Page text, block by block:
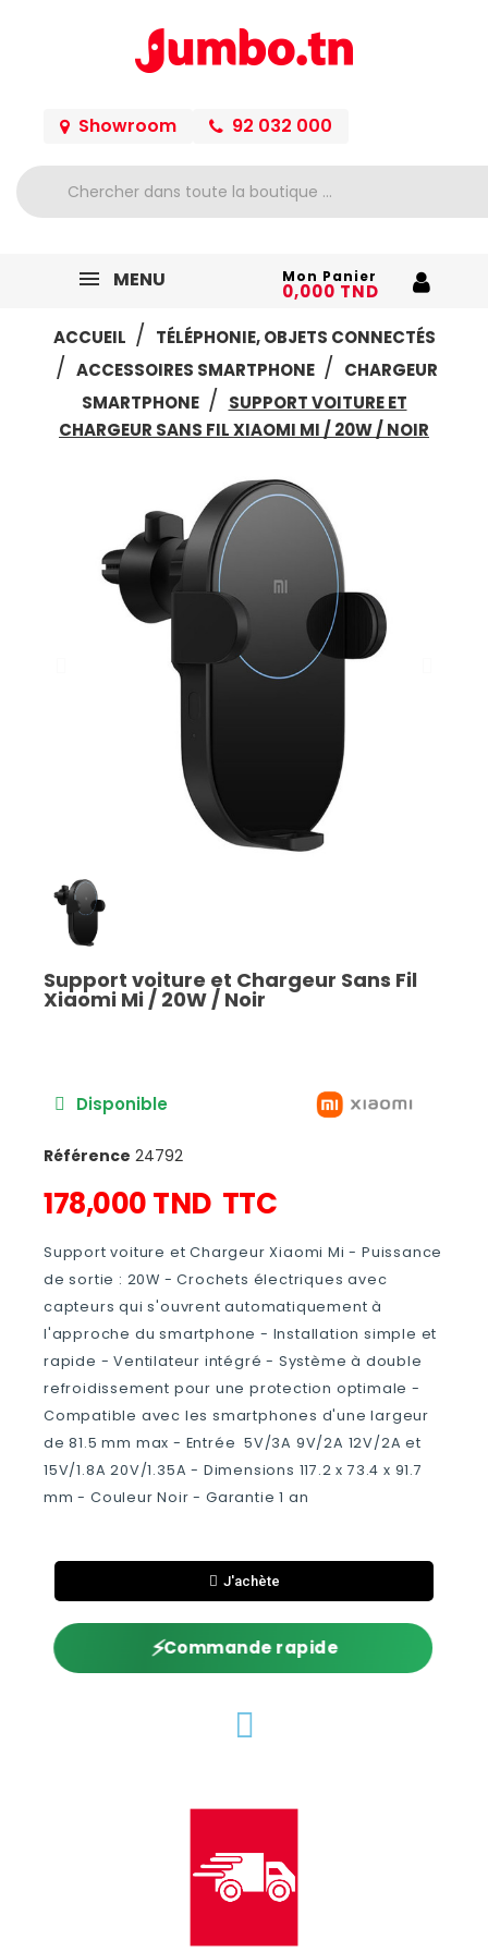
Showroom 92 032 000
MENU Mon Panier
0,000 TND
ACCUEIL
TÉLÉPHONIE, OBJETS CONNECTÉS
ACCESSOIRES SMARTPHONE
CHARGEUR
SMARTPHONE
SUPPORT VOITURE ET
CHARGEUR SANS FIL XIAOMI MI / 20W / NOIR
Support voiture et Chargeur Sans Fil
Xiaomi Mi / 20W / Noir
Disponible
Référence 24792
178,000 TND TTC
Support voiture et Chargeur Xiaomi Mi - Puissance
de sortie : 20W - Crochets électriques avec
capteurs qui s'ouvrent automatiquement à
l'approche du smartphone - Installation simple et
rapide - Ventilateur intégré - Système à double
refroidissement pour une protection optimale -
Compatible avec les smartphones d'une largeur
de 81.5 mm max - Entrée 5V/3A 9V/2A 12V/2A et
15V/1.8A 20V/1.35A - Dimensions 117.2 x 73.4 x 91.7
mm - Couleur Noir - Garantie 1 an
J'achète
⚡Commande rapide